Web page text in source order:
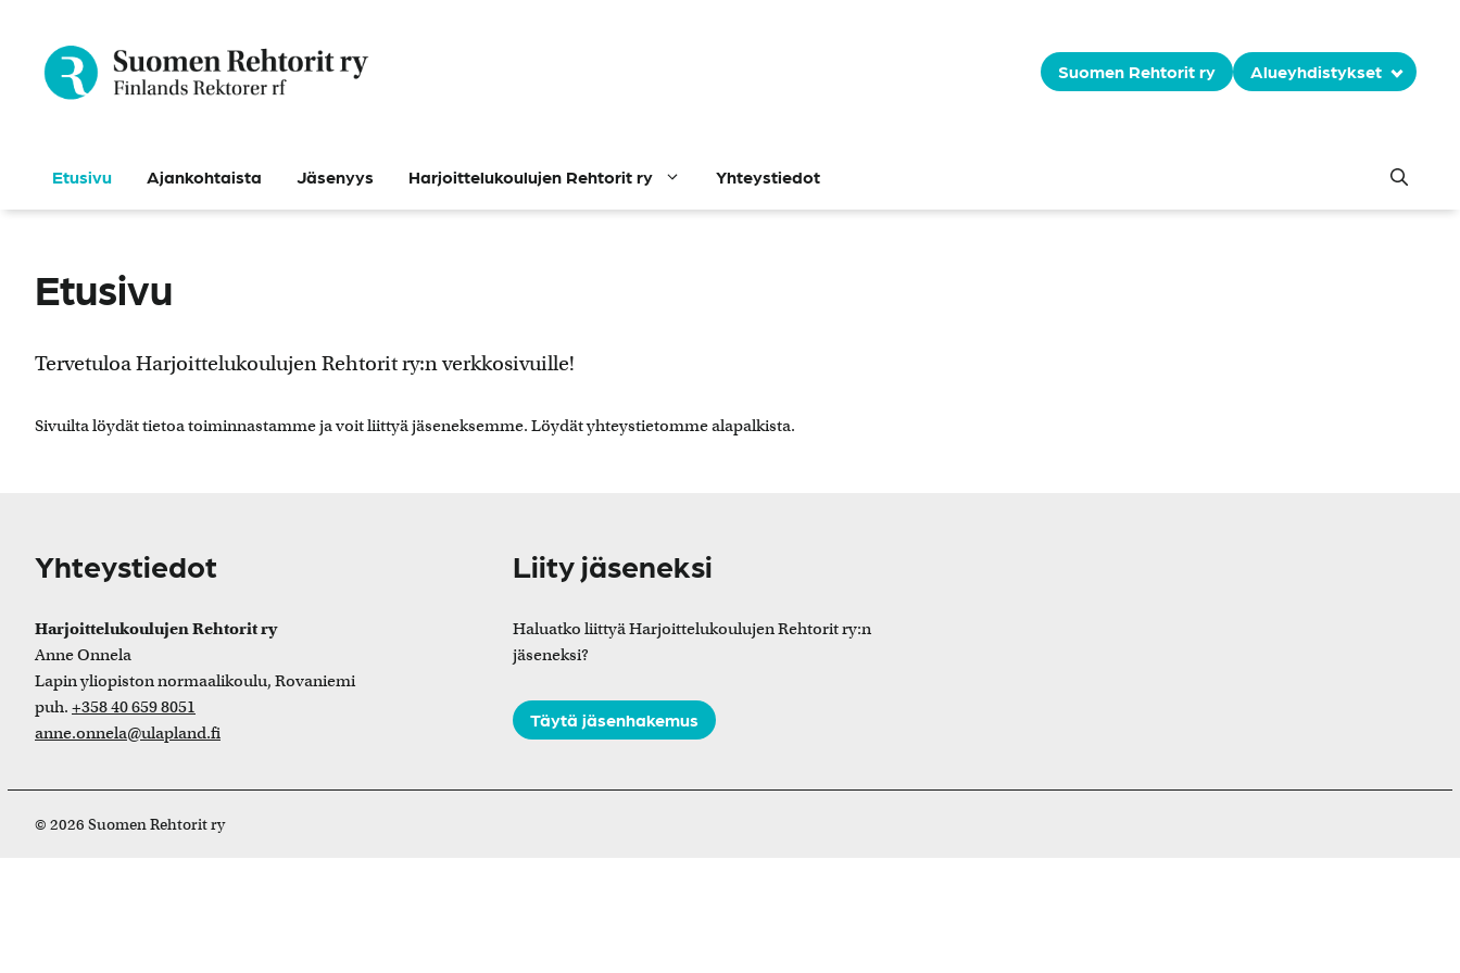
Suomen Rehtorit ry Alueyhdistykset
Etusivu Ajankohtaista Jäsenyys Harjoittelukoulujen Rehtorit ry Yhteystiedot
Etusivu
Tervetuloa Harjoittelukoulujen Rehtorit ry:n verkkosivuille!
Sivuilta löydät tietoa toiminnastamme ja voit liittyä jäseneksemme. Löydät yhteystietomme alapalkista.
Yhteystiedot
Harjoittelukoulujen Rehtorit ry
Anne Onnela
Lapin yliopiston normaalikoulu, Rovaniemi
puh. +358 40 659 8051
anne.onnela@ulapland.fi
Liity jäseneksi
Haluatko liittyä Harjoittelukoulujen Rehtorit ry:n
jäseneksi?
Täytä jäsenhakemus
© 2026 Suomen Rehtorit ry